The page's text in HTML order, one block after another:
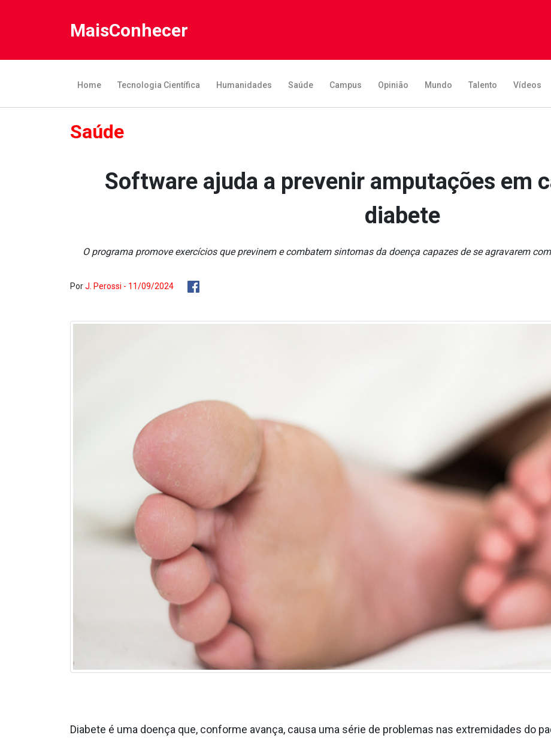
MaisConhecer
Home Tecnologia Científica Humanidades Saúde Campus Opinião Mundo Talento Vídeos
Saúde
Software ajuda a prevenir amputações em
diabete
O programa promove exercícios que previnem e combatem sintomas da doença capazes de se agravarem
PorJ. Perossi - 11/09/2024
Diabete é uma doença que, conforme avança, causa uma série de problemas nas extremidades do